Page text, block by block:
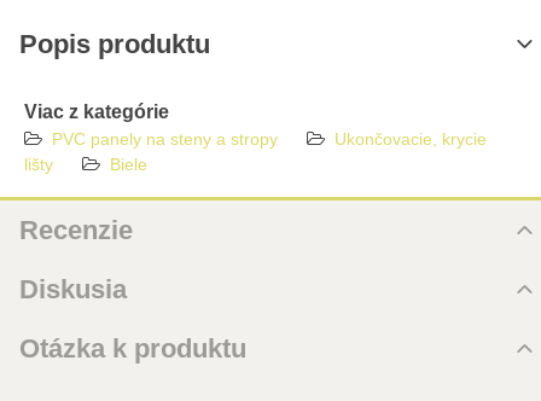
Popis produktu
Viac z kategórie
PVC panely na steny a stropy
Ukončovacie, krycie
lišty
Biele
Recenzie
Zatiaľ bez hodnotenia. Buďte prvý!
Pridať recenziu
Diskusia
Zatiaľ nie sú žiadne komentáre! Buďte prvý!
Otázka k produktu